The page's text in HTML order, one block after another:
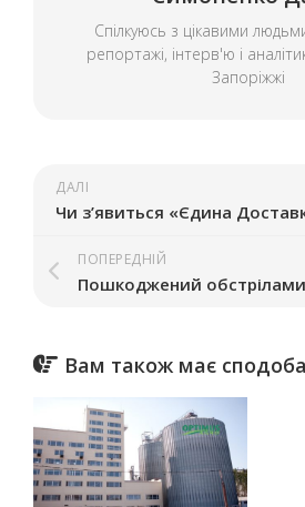
Спілкуюсь з цікавими
репортажі, інтерв'ю і
Запоріжжі
ДАЛІ
ПОПЕРЕДНІЙ
Вам також має